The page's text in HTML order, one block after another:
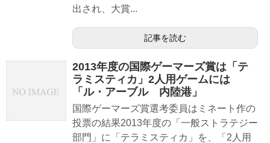
出され、大賞...
記事を読む
2013年度の国際ゲーマーズ賞は「テ
ラミスティカ」2人用ゲームには
「ル・アーブル 内陸港」
国際ゲーマーズ賞選考委員はミネート作の
投票の結果2013年度の「一般ストラテジー
部門」に「テラミスティカ」を、「2人用